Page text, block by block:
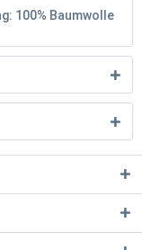
100% Baumwolle